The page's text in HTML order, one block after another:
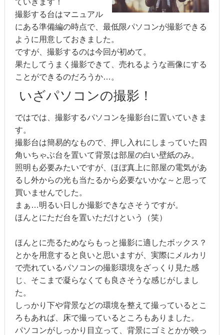
撮影する台はマニュアル
にある準備編の時点で、最低限パソコンが撮影できる
ように用意しておきました。
ですが、撮影するのは今回が初めて。
果たしてうまく撮影できて、売れるような画像にする
ことができるのだろうか…。
いざパソコンの撮影！
ではでは、撮影するパソコンを撮影台に置いていきま
す。
撮影台は簡易的なもので、押し入れにしまっていた四
角いちゃぶ台を置いて背景は部屋の白い壁紙のみ。
照明も必要みたいですが、ほぼ真上に部屋の電気があ
るし外からの光も当たるから必要ないかな～と思って
買いませんでした。
まぁ…明るい日しか撮影できなさそうですが。
ほんとにただ台を置いただけという（笑）
ほんとに売るためならもっと撮影に適したボックス？
とかを用意すると良いと思いますが、実際にメルカリ
で売れているパソコンの撮影環境をざっくり見た感
じ、そこまで凝らなくても良さそうな感じがしまし
た。
しっかり下や背景などの環境を整えて撮っているとこ
ろもあれば、床で撮っているところもありました。
パソコンがしっかり目立って、背景にゴミとかが映っ